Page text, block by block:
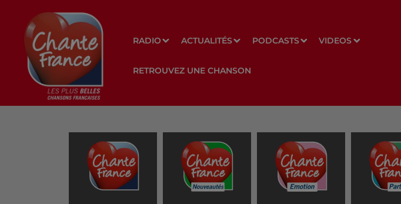
RADIO ACTUALITÉS PODCASTS VIDEOS
RETROUVEZ UNE CHANSON